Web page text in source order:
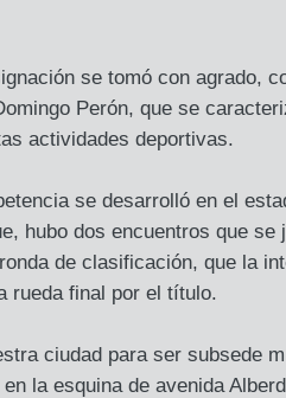
se tomó con agrado,
Perón, que se
actividades deportivas.
se desarrolló en el
hubo dos encuentros que se
de clasificación, que la
rueda final por el título.
ciudad para ser subsede
la esquina de avenida